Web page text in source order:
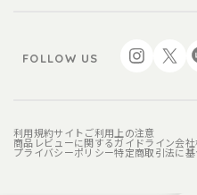
FOLLOW US
利用規約サイトご利用上の注意
商品レビューに関するガイドライン会
プライバシーポリシー特定商取引法に